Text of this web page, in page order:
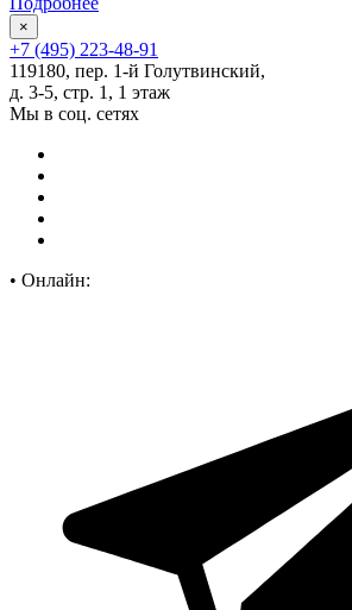
×
+7 (495) 223-48-91
119180, пер. 1-й Голутвинский,
д. 3-5, стр. 1, 1 этаж
Мы в соц. сетях
• Онлайн: